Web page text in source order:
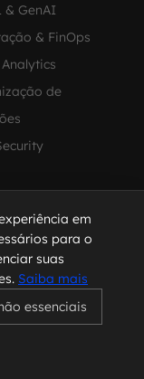
GenAI
& FinOps
de
Sand Lake RD –
– Orlando, FL
em
para o
suas
Saiba mais
essenciais